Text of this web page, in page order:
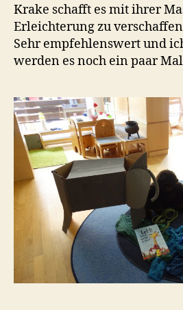
Krake schafft es mit ihrer
Erleichterung zu
Sehr empfehlenswert und
werden es noch ein paar